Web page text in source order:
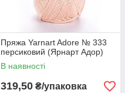
Пряжа Yarnart Adore № 333
персиковий (Ярнарт Адор)
В наявності
319,50 ₴/упаковка